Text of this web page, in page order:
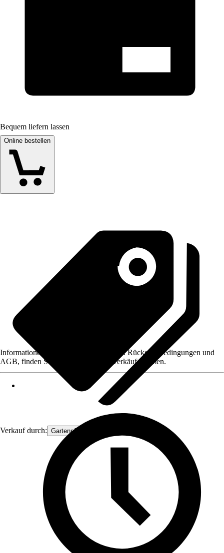
Bequem liefern lassen
Online bestellen
Verkauf durch: Gartenpflanzen Ammerland
Informationen des Verkäufers, wie z. B. Rückgabebedingungen und
AGB, finden Sie bei Klick auf den Verkäufernamen.